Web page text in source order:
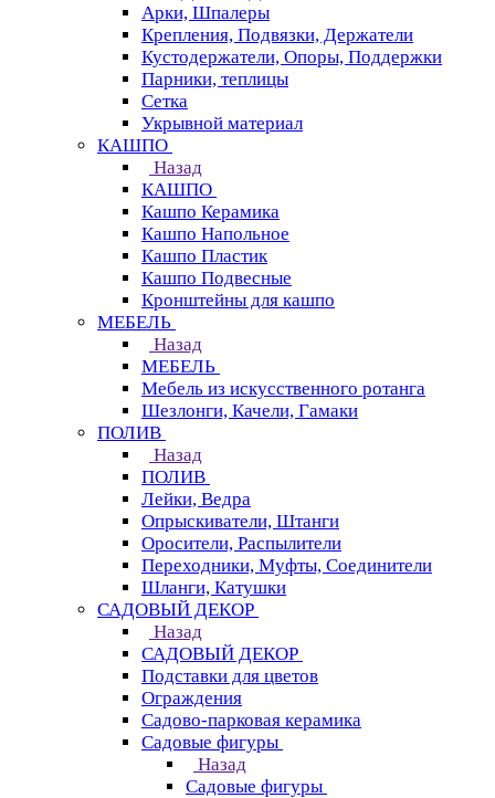
Арки, Шпалеры
Крепления, Подвязки, Держатели
Кустодержатели, Опоры, Поддержки
Парники, теплицы
Сетка
Укрывной материал
КАШПО
Назад
КАШПО
Кашпо Керамика
Кашпо Напольное
Кашпо Пластик
Кашпо Подвесные
Кронштейны для кашпо
МЕБЕЛЬ
Назад
МЕБЕЛЬ
Мебель из искусственного ротанга
Шезлонги, Качели, Гамаки
ПОЛИВ
Назад
ПОЛИВ
Лейки, Ведра
Опрыскиватели, Штанги
Оросители, Распылители
Переходники, Муфты, Соединители
Шланги, Катушки
САДОВЫЙ ДЕКОР
Назад
САДОВЫЙ ДЕКОР
Подставки для цветов
Ограждения
Садово-парковая керамика
Садовые фигуры
Назад
Садовые фигуры